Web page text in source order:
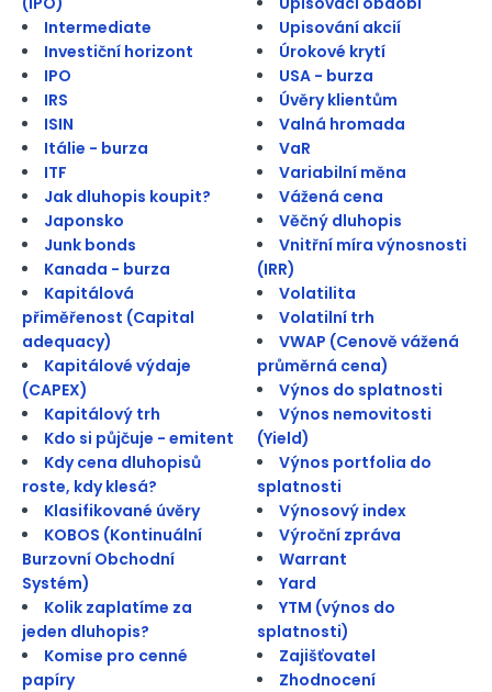
Intermediate
Investiční horizont
IPO
IRS
ISIN
Itálie - burza
ITF
Jak dluhopis koupit?
Japonsko
Junk bonds
Kanada - burza
Kapitálová
přiměřenost (Capital
adequacy)
Kapitálové výdaje
(CAPEX)
Kapitálový trh
Kdo si půjčuje - emitent
Kdy cena dluhopisů
roste, kdy klesá?
Klasifikované úvěry
KOBOS (Kontinuální
Burzovní Obchodní
Systém)
Kolik zaplatíme za
jeden dluhopis?
Komise pro cenné
papíry
Upisování akcií
Úrokové krytí
USA - burza
Úvěry klientům
Valná hromada
VaR
Variabilní měna
Vážená cena
Věčný dluhopis
Vnitřní míra výnosnosti
(IRR)
Volatilita
Volatilní trh
VWAP (Cenově vážená
průměrná cena)
Výnos do splatnosti
Výnos nemovitosti
(Yield)
Výnos portfolia do
splatnosti
Výnosový index
Výroční zpráva
Warrant
Yard
YTM (výnos do
splatnosti)
Zajišťovatel
Zhodnocení